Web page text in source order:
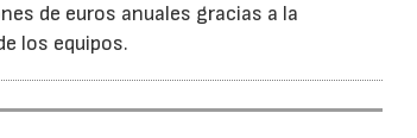
de euros anuales gracias a la
los equipos.